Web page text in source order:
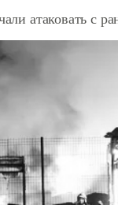
атаковать с